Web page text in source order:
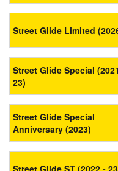
Street Glide Limited
Street Glide Special
23)
Street Glide Special
Anniversary (2023)